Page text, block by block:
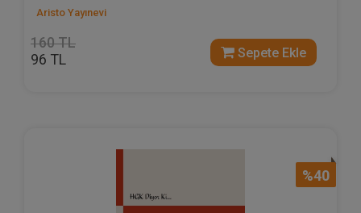
Aristo Yayınevi
160 TL
96 TL Sepete Ekle
%40